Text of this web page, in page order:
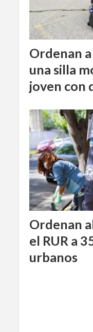
Ordenan
una silla
joven con
Ordenan
el RUR a
urbanos